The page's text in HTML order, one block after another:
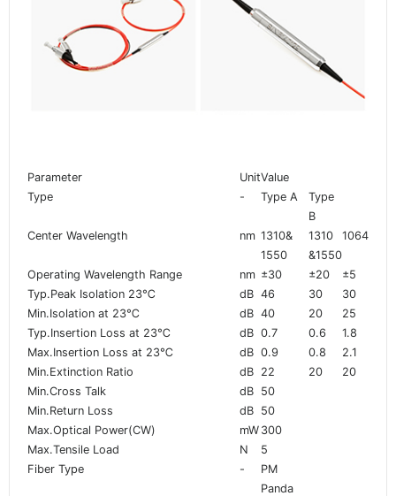
Parameter UnitValue
Type
- Type A
Type
B
Center Wavelength
nm 1310&
1550
1310
&1550
1064
Operating Wavelength Range nm ±30 ±20
±5
Typ.Peak Isolation 23℃
dB 46 30
30
Min.Isolation at 23℃
dB 40 20
25
Typ.Insertion Loss at 23℃
dB 0.7 0.6
1.8
Max.Insertion Loss at 23℃
dB 0.9 0.8
2.1
Min.Extinction Ratio
dB 22 20
20
Min.Cross Talk
dB 50
Min.Return Loss
dB 50
Max.Optical Power(CW)
mW 300
Max.Tensile Load
N
5
Fiber Type
-
PM
Panda